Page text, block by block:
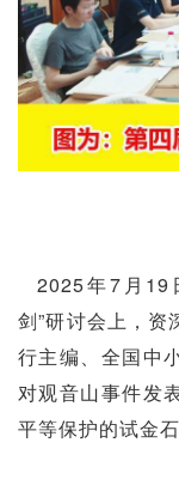
2025年7月19
剑”研讨会上，
行主编、全国中
对观音山事件发
平等保护的试金石